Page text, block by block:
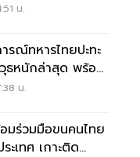
น.
รณ์ทหารไทยปะทะ
ธหนักล่าสุด พร้อม
น.
มร่วมมือขนคนไทย
เกาะติด